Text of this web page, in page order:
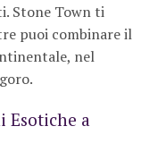
Stone Town ti
puoi combinare il
nel
Esotiche a